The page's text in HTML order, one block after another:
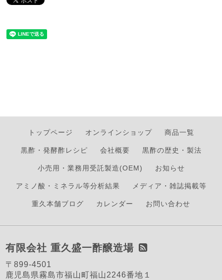
トップページ オンラインショップ 商品一覧
黒酢・発酵酢レシピ 会社概要 黒酢の歴史・製法
小売用・業務用受託製造(OEM) お知らせ
アミノ酸・ミネラル等分析結果 メディア・雑誌掲載等
重久本舗ブログ カレンダー お問い合わせ
有限会社 重久盛一酢醸造場
〒899-4501
鹿児島県霧島市福山町福山2246番地１